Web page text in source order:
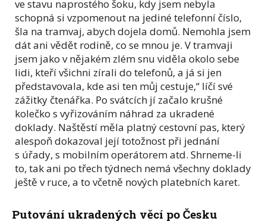
ve stavu naprostého šoku, kdy jsem nebyla
schopná si vzpomenout na jediné telefonní číslo,
šla na tramvaj, abych dojela domů. Nemohla jsem
dát ani vědět rodině, co se mnou je. V tramvaji
jsem jako v nějakém zlém snu viděla okolo sebe
lidi, kteří všichni zírali do telefonů, a já si jen
představovala, kde asi ten můj cestuje,“ líčí své
zážitky čtenářka. Po svátcích jí začalo krušné
kolečko s vyřizováním náhrad za ukradené
doklady. Naštěstí měla platný cestovní pas, který
alespoň dokazoval její totožnost při jednání
s úřady, s mobilním operátorem atd. Shrneme-li
to, tak ani po třech týdnech nemá všechny doklady
ještě v ruce, a to včetně nových platebních karet.
Putování ukradených věcí po Česku